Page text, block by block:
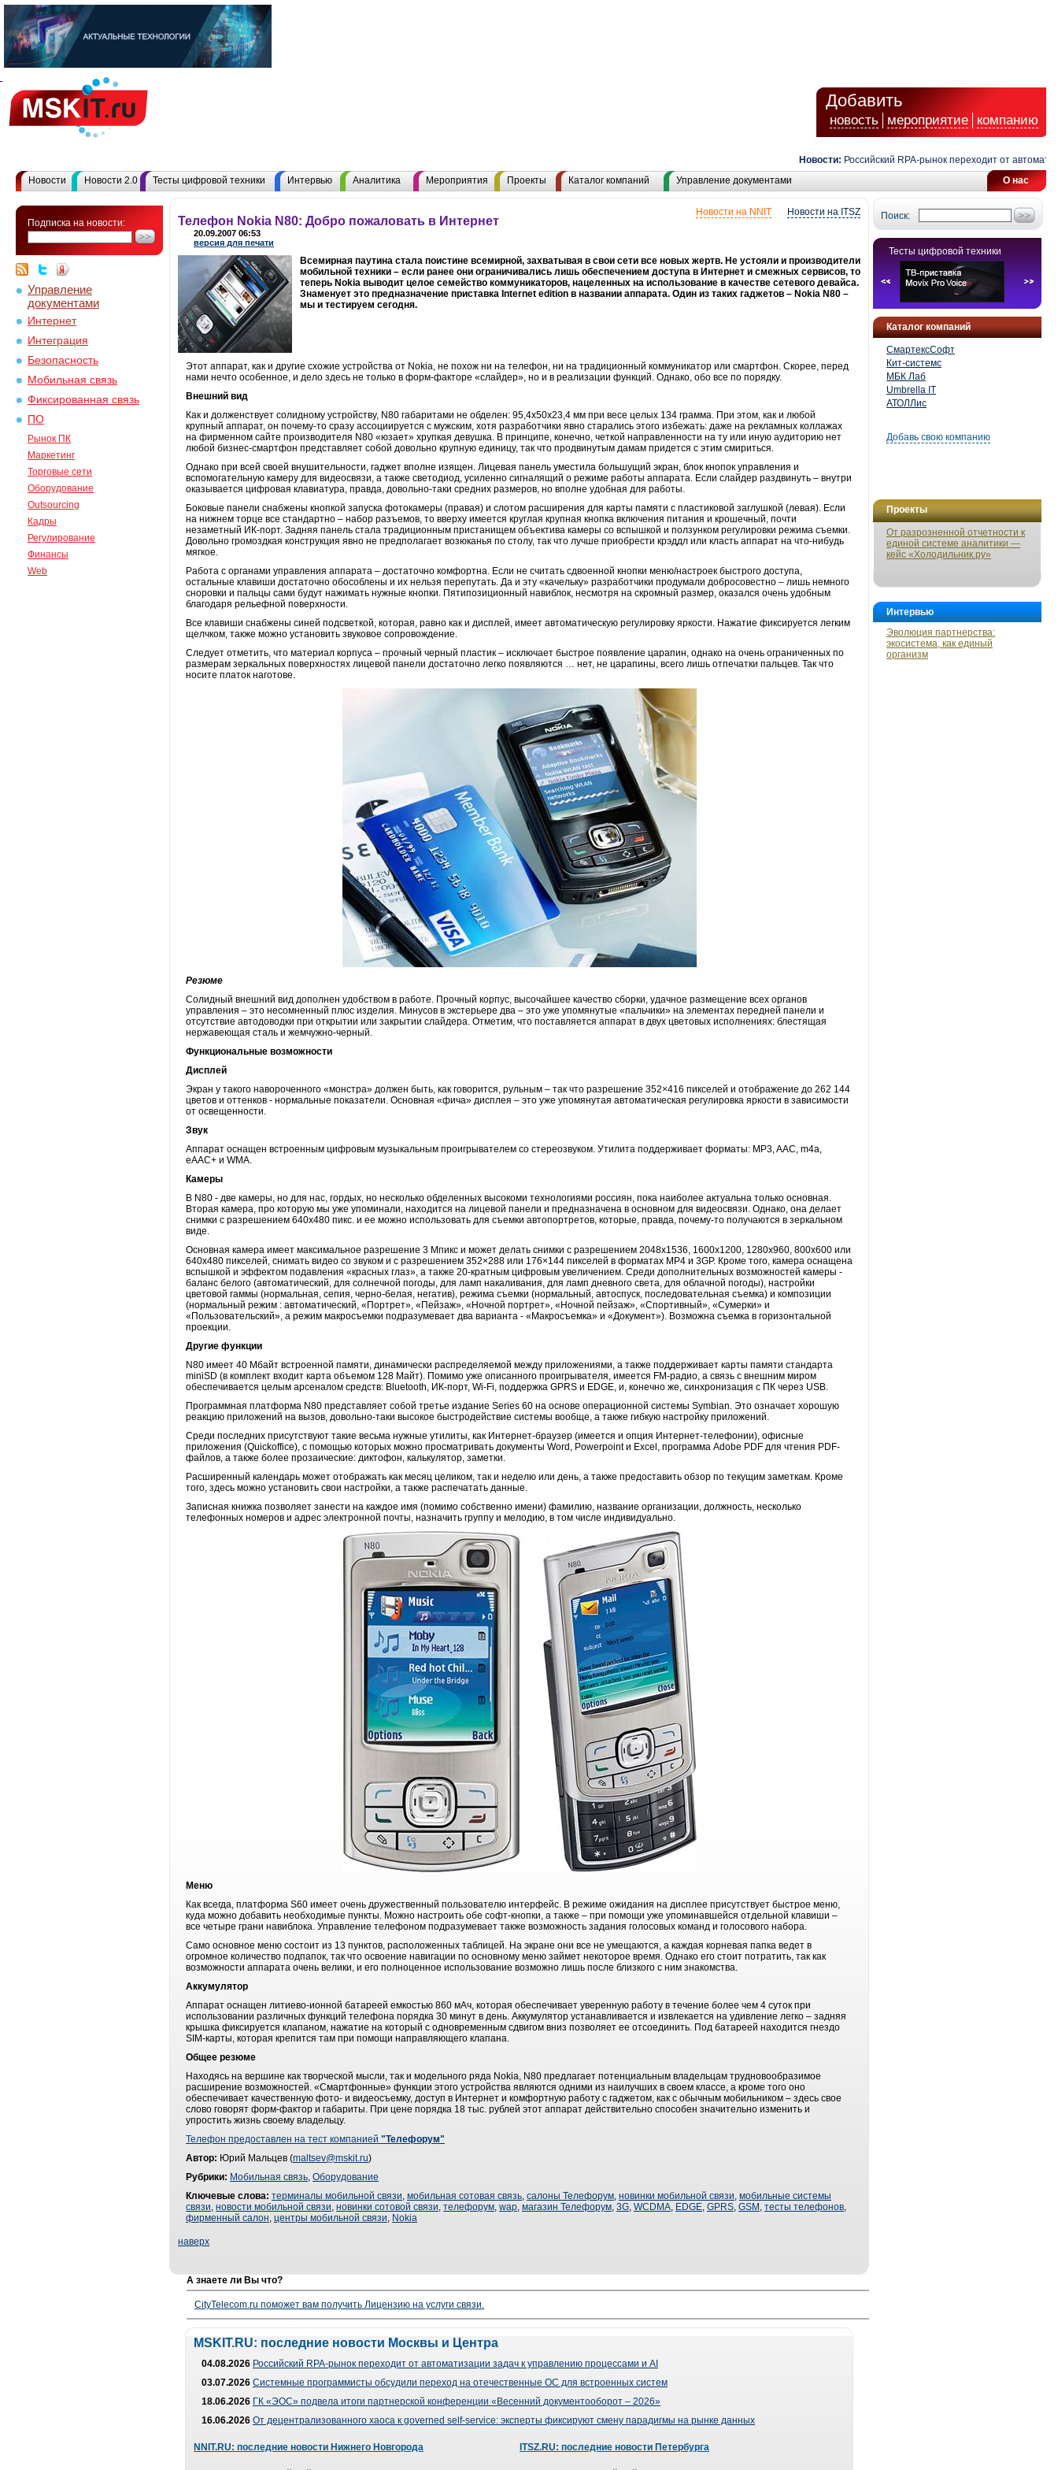
Добавить
новость мероприятие компанию
Новости: Российский RPA-рынок переходит от автоматизации
О нас
Новости Новости 2.0 Тесты цифровой техники Интервью Аналитика Мероприятия Проекты Каталог компаний Управление документами
Подписка на новости:
Управление
документами
Интернет
Интеграция
Безопасность
Мобильная связь
Фиксированная связь
ПО
Рынок ПК
Маркетинг
Торговые сети
Оборудование
Outsourcing
Кадры
Регулирование
Финансы
Web
Поиск:
Тесты цифровой техники
Каталог компаний
СмартексСофт
Кит-системс
МБК Лаб
Umbrella IT
АТОЛЛис
Добавь свою компанию
Проекты
От разрозненной отчетности к
единой системе аналитики —
кейс «Холодильник.ру»
Интервью
Эволюция партнерства:
экосистема, как единый
организм
Новости на ITSZ
Новости на NNIT
Телефон Nokia N80: Добро пожаловать в Интернет
20.09.2007 06:53
версия для печати
Всемирная паутина стала поистине всемирной, захватывая в свои сети все новых жертв. Не устояли и производители
мобильной техники – если ранее они ограничивались лишь обеспечением доступа в Интернет и смежных сервисов, то
теперь Nokia выводит целое семейство коммуникаторов, нацеленных на использование в качестве сетевого девайса.
Знаменует это предназначение приставка Internet edition в названии аппарата. Один из таких гаджетов – Nokia N80 –
мы и тестируем сегодня.
Этот аппарат, как и другие схожие устройства от Nokia, не похож ни на телефон, ни на традиционный коммуникатор или смартфон. Скорее, перед
нами нечто особенное, и дело здесь не только в форм-факторе «слайдер», но и в реализации функций. Однако, обо все по порядку.
Внешний вид
Как и долженствует солидному устройству, N80 габаритами не обделен: 95,4х50х23,4 мм при весе целых 134 грамма. При этом, как и любой
крупный аппарат, он почему-то сразу ассоциируется с мужским, хотя разработчики явно старались этого избежать: даже на рекламных коллажах
на фирменном сайте производителя N80 «юзает» хрупкая девушка. В принципе, конечно, четкой направленности на ту или иную аудиторию нет
любой бизнес-смартфон представляет собой довольно крупную единицу, так что продвинутым дамам придется с этим смириться.
Однако при всей своей внушительности, гаджет вполне изящен. Лицевая панель уместила большущий экран, блок кнопок управления и
вспомогательную камеру для видеосвязи, а также светодиод, усиленно сигналящий о режиме работы аппарата. Если слайдер раздвинуть – внутри
оказывается цифровая клавиатура, правда, довольно-таки средних размеров, но вполне удобная для работы.
Боковые панели снабжены кнопкой запуска фотокамеры (правая) и слотом расширения для карты памяти с пластиковой заглушкой (левая). Если
на нижнем торце все стандартно – набор разъемов, то вверху имеется круглая крупная кнопка включения питания и крошечный, почти
незаметный ИК-порт. Задняя панель стала традиционным пристанищем объектива камеры со вспышкой и ползунком регулировки режима съемки.
Довольно громоздкая конструкция явно не предполагает возюканья по столу, так что лучше приобрести крэддл или класть аппарат на что-нибудь
мягкое.
Работа с органами управления аппарата – достаточно комфортна. Если не считать сдвоенной кнопки меню/настроек быстрого доступа,
остальные клавиши достаточно обособлены и их нельзя перепутать. Да и эту «качельку» разработчики продумали добросовестно – лишь немного
сноровки и пальцы сами будут нажимать нужные кнопки. Пятипозиционный навиблок, несмотря на скромный размер, оказался очень удобным
благодаря рельефной поверхности.
Все клавиши снабжены синей подсветкой, которая, равно как и дисплей, имеет автоматическую регулировку яркости. Нажатие фиксируется легким
щелчком, также можно установить звуковое сопровождение.
Следует отметить, что материал корпуса – прочный черный пластик – исключает быстрое появление царапин, однако на очень ограниченных по
размерам зеркальных поверхностях лицевой панели достаточно легко появляются … нет, не царапины, всего лишь отпечатки пальцев. Так что
носите платок наготове.
Резюме
Солидный внешний вид дополнен удобством в работе. Прочный корпус, высочайшее качество сборки, удачное размещение всех органов
управления – это несомненный плюс изделия. Минусов в экстерьере два – это уже упомянутые «пальчики» на элементах передней панели и
отсутствие автодоводки при открытии или закрытии слайдера. Отметим, что поставляется аппарат в двух цветовых исполнениях: блестящая
нержавеющая сталь и жемчужно-черный.
Функциональные возможности
Дисплей
Экран у такого навороченного «монстра» должен быть, как говорится, рульным – так что разрешение 352×416 пикселей и отображение до 262 144
цветов и оттенков - нормальные показатели. Основная «фича» дисплея – это уже упомянутая автоматическая регулировка яркости в зависимости
от освещенности.
Звук
Аппарат оснащен встроенным цифровым музыкальным проигрывателем со стереозвуком. Утилита поддерживает форматы: MP3, AAC, m4a,
eAAC+ и WMA.
Камеры
В N80 - две камеры, но для нас, гордых, но несколько обделенных высокоми технологиями россиян, пока наиболее актуальна только основная.
Вторая камера, про которую мы уже упоминали, находится на лицевой панели и предназначена в основном для видеосвязи. Однако, она делает
снимки с разрешением 640х480 пикс. и ее можно использовать для съемки автопортретов, которые, правда, почему-то получаются в зеркальном
виде.
Основная камера имеет максимальное разрешение 3 Мпикс и может делать снимки с разрешением 2048х1536, 1600х1200, 1280х960, 800х600 или
640х480 пикселей, снимать видео со звуком и с разрешением 352×288 или 176×144 пикселей в форматах МР4 и 3GP. Кроме того, камера оснащена
вспышкой и эффектом подавления «красных глаз», а также 20-кратным цифровым увеличением. Среди дополнительных возможностей камеры -
баланс белого (автоматический, для солнечной погоды, для ламп накаливания, для ламп дневного света, для облачной погоды), настройки
цветовой гаммы (нормальная, сепия, черно-белая, негатив), режима съемки (нормальный, автоспуск, последовательная съемка) и композиции
(нормальный режим : автоматический, «Портрет», «Пейзаж», «Ночной портрет», «Ночной пейзаж», «Спортивный», «Сумерки» и
«Пользовательский», а режим макросъемки подразумевает два варианта - «Макросъемка» и «Документ»). Возможна съемка в горизонтальной
проекции.
Другие функции
N80 имеет 40 Мбайт встроенной памяти, динамически распределяемой между приложениями, а также поддерживает карты памяти стандарта
miniSD (в комплект входит карта объемом 128 Майт). Помимо уже описанного проигрывателя, имеется FM-радио, а связь с внешним миром
обеспечивается целым арсеналом средств: Bluetooth, ИК-порт, Wi-Fi, поддержка GPRS и EDGE, и, конечно же, синхронизация с ПК через USB.
Программная платформа N80 представляет собой третье издание Series 60 на основе операционной системы Symbian. Это означает хорошую
реакцию приложений на вызов, довольно-таки высокое быстродействие системы вообще, а также гибкую настройку приложений.
Среди последних присутствуют такие весьма нужные утилиты, как Интернет-браузер (имеется и опция Интернет-телефонии), офисные
приложения (Quickoffice), с помощью которых можно просматривать документы Word, Powerpoint и Excel, программа Adobe PDF для чтения PDF-
файлов, а также более прозаические: диктофон, калькулятор, заметки.
Расширенный календарь может отображать как месяц целиком, так и неделю или день, а также предоставить обзор по текущим заметкам. Кроме
того, здесь можно установить свои настройки, а также распечатать данные.
Записная книжка позволяет занести на каждое имя (помимо собственно имени) фамилию, название организации, должность, несколько
телефонных номеров и адрес электронной почты, назначить группу и мелодию, в том числе индивидуально.
Меню
Как всегда, платформа S60 имеет очень дружественный пользователю интерфейс. В режиме ожидания на дисплее присутствует быстрое меню,
куда можно добавить необходимые пункты. Можно настроить обе софт-кнопки, а также – при помощи уже упоминавшейся отдельной клавиши –
все четыре грани навиблока. Управление телефоном подразумевает также возможность задания голосовых команд и голосового набора.
Само основное меню состоит из 13 пунктов, расположенных таблицей. На экране они все не умещаются, а каждая корневая папка ведет в
огромное количество подпапок, так что освоение навигации по основному меню займет некоторое время. Однако его стоит потратить, так как
возможности аппарата очень велики, и его полноценное использование возможно лишь после близкого с ним знакомства.
Аккумулятор
Аппарат оснащен литиево-ионной батареей емкостью 860 мАч, которая обеспечивает уверенную работу в течение более чем 4 суток при
использовании различных функций телефона порядка 30 минут в день. Аккумулятор устанавливается и извлекается на удивление легко – задняя
крышка фиксируется клапаном, нажатие на который с одновременным сдвигом вниз позволяет ее отсоединить. Под батареей находится гнездо
SIM-карты, которая крепится там при помощи направляющего клапана.
Общее резюме
Находясь на вершине как творческой мысли, так и модельного ряда Nokia, N80 предлагает потенциальным владельцам трудновообразимое
расширение возможностей. «Смартфонные» функции этого устройства являются одними из наилучших в своем классе, а кроме того оно
обеспечивает качественную фото- и видеосъемку, доступ в Интернет и комфортную работу с гаджетом, как с обычным мобильником – здесь свое
слово говорят форм-фактор и габариты. При цене порядка 18 тыс. рублей этот аппарат действительно способен значительно изменить и
упростить жизнь своему владельцу.
Телефон предоставлен на тест компанией "Телефорум"
Автор: Юрий Мальцев (maltsev@mskit.ru)
Рубрики: Мобильная связь, Оборудование
Ключевые слова: терминалы мобильной связи, мобильная сотовая связь, салоны Телефорум, новинки мобильной связи, мобильные системы
связи, новости мобильной связи, новинки сотовой связи, телефорум, wap, магазин Телефорум, 3G, WCDMA, EDGE, GPRS, GSM , тесты телефонов,
фирменный салон, центры мобильной связи, Nokia
наверх
А знаете ли Вы что?
CityTelecom.ru поможет вам получить Лицензию на услуги связи.
MSKIT.RU: последние новости Москвы и Центра
04.08.2026 Российский RPA-рынок переходит от автоматизации задач к управлению процессами и AI
03.07.2026 Системные программисты обсудили переход на отечественные ОС для встроенных систем
18.06.2026 ГК «ЭОС» подвела итоги партнерской конференции «Весенний документооборот – 2026»
16.06.2026 От децентрализованного хаоса к governed self-service: эксперты фиксируют смену парадигмы на рынке данных
NNIT.RU: последние новости Нижнего Новгорода ITSZ.RU: последние новости Петербурга